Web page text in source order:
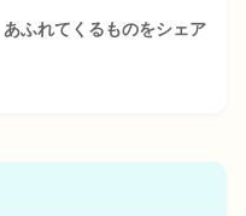
ふれてくるものをシェア